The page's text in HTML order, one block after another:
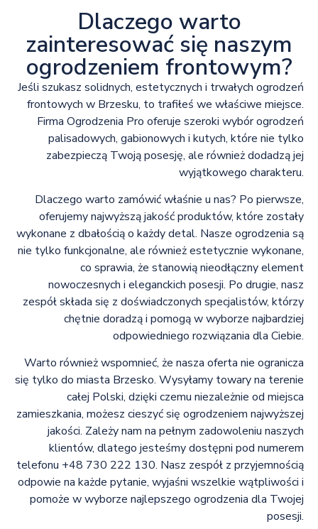
Dlaczego warto
zainteresować się naszym
ogrodzeniem frontowym?
Jeśli szukasz solidnych, estetycznych i trwałych ogrodzeń
frontowych w Brzesku, to trafiłeś we właściwe miejsce.
Firma Ogrodzenia Pro oferuje szeroki wybór ogrodzeń
palisadowych, gabionowych i kutych, które nie tylko
zabezpieczą Twoją posesję, ale również dodadzą jej
wyjątkowego charakteru.
Dlaczego warto zamówić właśnie u nas? Po pierwsze,
oferujemy najwyższą jakość produktów, które zostały
wykonane z dbałością o każdy detal. Nasze ogrodzenia są
nie tylko funkcjonalne, ale również estetycznie wykonane,
co sprawia, że stanowią nieodłączny element
nowoczesnych i eleganckich posesji. Po drugie, nasz
zespół składa się z doświadczonych specjalistów, którzy
chętnie doradzą i pomogą w wyborze najbardziej
odpowiedniego rozwiązania dla Ciebie.
Warto również wspomnieć, że nasza oferta nie ogranicza
się tylko do miasta Brzesko. Wysyłamy towary na terenie
całej Polski, dzięki czemu niezależnie od miejsca
zamieszkania, możesz cieszyć się ogrodzeniem najwyższej
jakości. Zależy nam na pełnym zadowoleniu naszych
klientów, dlatego jesteśmy dostępni pod numerem
telefonu +48 730 222 130. Nasz zespół z przyjemnością
odpowie na każde pytanie, wyjaśni wszelkie wątpliwości i
pomoże w wyborze najlepszego ogrodzenia dla Twojej
posesji.